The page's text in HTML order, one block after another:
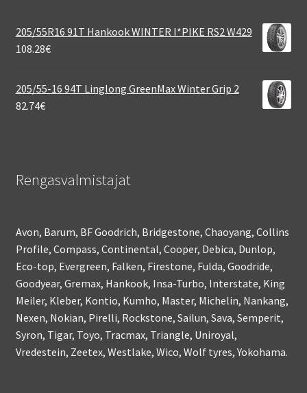
205/55R16 91T Hankook WINTER I*PIKE RS2 W429
108.28€
205/55-16 94T Linglong GreenMax Winter Grip 2
82.74€
Rengasvalmistajat
Avon, Barum, BF Goodrich, Bridgestone, Chaoyang, Collins
Profile, Compass, Continental, Cooper, Debica, Dunlop,
Eco-top, Evergreen, Falken, Firestone, Fulda, Goodride,
Goodyear, Gremax, Hankook, Insa-Turbo, Interstate, King
Meiler, Kleber, Kontio, Kumho, Master, Michelin, Nankang,
Nexen, Nokian, Pirelli, Rockstone, Sailun, Sava, Semperit,
Syron, Tigar, Toyo, Tracmax, Triangle, Uniroyal,
Vredestein, Zeetex, Westlake, Wico, Wolf tyres, Yokohama.